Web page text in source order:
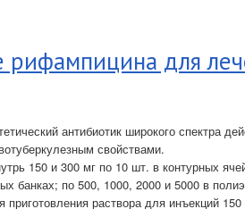
для
антибиотик широкого спектра
свойствами.
150 и 300 мг по 10 шт. в контурных
банках; по 500, 1000, 2000 и 5000 в
приготовления раствора для инъекций